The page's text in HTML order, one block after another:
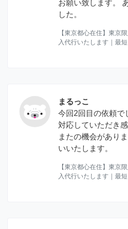
お願い致します。
した。
【東京都心在住】東京
入代行いたします｜最
まるっこ
今回2回目の依頼で
対応していただき
またの機会があり
いいたします。
【東京都心在住】東京
入代行いたします｜最